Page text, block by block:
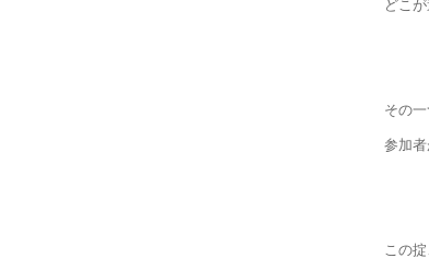
どこ
その
参加者
この